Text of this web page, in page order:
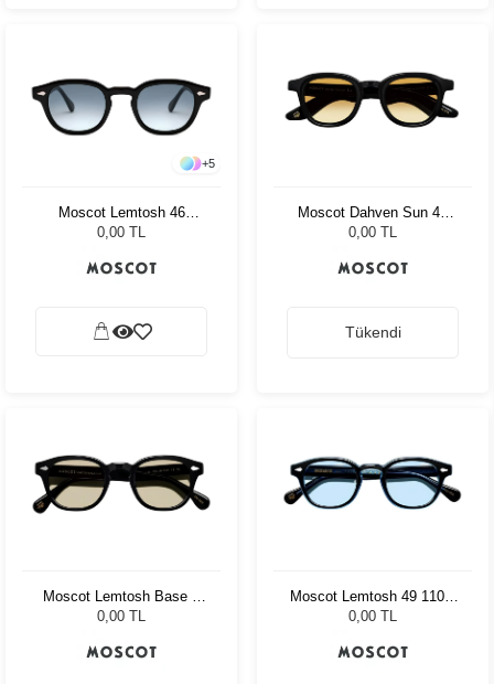
+5
Moscot Lemtosh 46
Tortoise American Grey
0,00 TL
Moscot Dahven Sun 47
Black Chestnut Fade
0,00 TL
Tükendi
Moscot Lemtosh Base 2
Black 46 Amber
0,00 TL
Moscot Lemtosh 49 110 Ii
Blue Bel Air Blue
0,00 TL